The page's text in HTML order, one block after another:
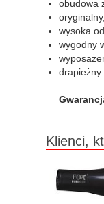
obudowa
wysoka
wygodny
drapieżny
Klienci,